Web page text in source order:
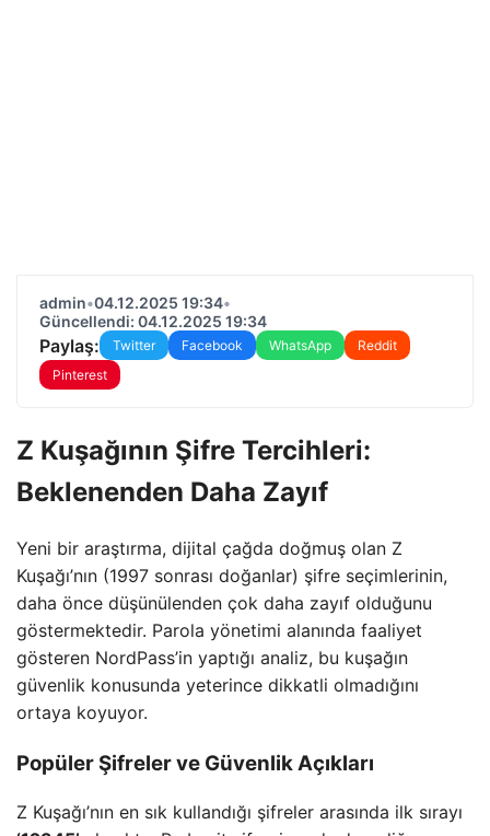
admin•04.12.2025 19:34•
Güncellendi: 04.12.2025 19:34
Paylaş: Twitter Facebook WhatsApp
Reddit
Pinterest
Z Kuşağının Şifre Tercihleri:
Beklenenden Daha Zayıf
Yeni bir araştırma, dijital çağda doğmuş olan Z
Kuşağı’nın (1997 sonrası doğanlar) şifre seçimlerinin,
daha önce düşünülenden çok daha zayıf olduğunu
göstermektedir. Parola yönetimi alanında faaliyet
gösteren NordPass’in yaptığı analiz, bu kuşağın
güvenlik konusunda yeterince dikkatli olmadığını
ortaya koyuyor.
Popüler Şifreler ve Güvenlik Açıkları
Z Kuşağı’nın en sık kullandığı şifreler arasında ilk sırayı